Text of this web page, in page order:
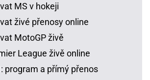
MS v hokeji
živé přenosy online
MotoGP živě
League živě online
program a přímý přenos